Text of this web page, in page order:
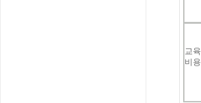
교육
비용